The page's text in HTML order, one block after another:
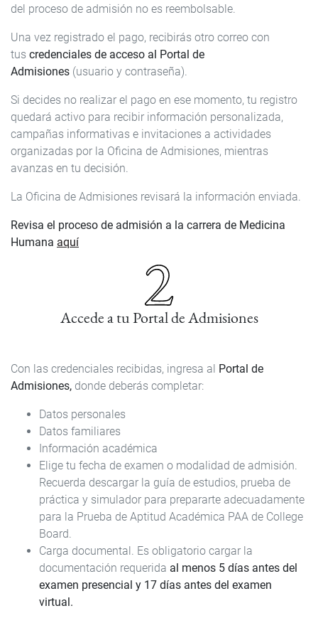
del proceso de admisión no es reembolsable.
Una vez registrado el pago, recibirás otro correo con
tus credenciales de acceso al Portal de
Admisiones (usuario y contraseña).
Si decides no realizar el pago en ese momento, tu registro
quedará activo para recibir información personalizada,
campañas informativas e invitaciones a actividades
organizadas por la Oficina de Admisiones, mientras
avanzas en tu decisión.
La Oficina de Admisiones revisará la información enviada.
Revisa el proceso de admisión a la carrera de Medicina
Humana aquí
Accede a tu Portal de Admisiones
Con las credenciales recibidas, ingresa al Portal de
Admisiones, donde deberás completar:
Datos personales
Datos familiares
Información académica
Elige tu fecha de examen o modalidad de admisión.
Recuerda descargar la guía de estudios, prueba de
práctica y simulador para prepararte adecuadamente
para la Prueba de Aptitud Académica PAA de College
Board.
Carga documental. Es obligatorio cargar la
documentación requerida al menos 5 días antes del
examen presencial y 17 días antes del examen
virtual.